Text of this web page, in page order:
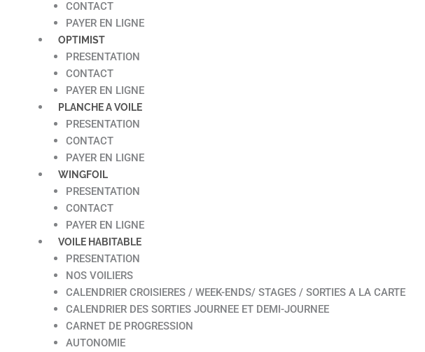
CONTACT
PAYER EN LIGNE
OPTIMIST
PRESENTATION
CONTACT
PAYER EN LIGNE
PLANCHE A VOILE
PRESENTATION
CONTACT
PAYER EN LIGNE
WINGFOIL
PRESENTATION
CONTACT
PAYER EN LIGNE
VOILE HABITABLE
PRESENTATION
NOS VOILIERS
CALENDRIER CROISIERES / WEEK-ENDS/ STAGES / SORTIES A LA CARTE
CALENDRIER DES SORTIES JOURNEE ET DEMI-JOURNEE
CARNET DE PROGRESSION
AUTONOMIE